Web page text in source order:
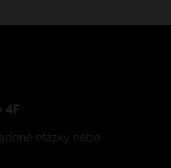
4F
otázky nebo